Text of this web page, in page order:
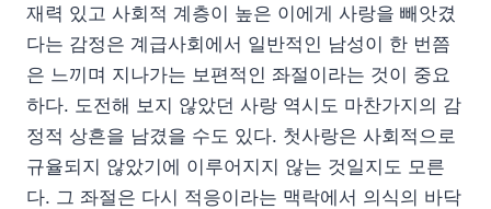
재력 있고 사회적 계층이 높은 이에게 사랑을 빼앗겼
다는 감정은 계급사회에서 일반적인 남성이 한 번쯤
은 느끼며 지나가는 보편적인 좌절이라는 것이 중요
하다. 도전해 보지 않았던 사랑 역시도 마찬가지의 감
정적 상흔을 남겼을 수도 있다. 첫사랑은 사회적으로
규율되지 않았기에 이루어지지 않는 것일지도 모른
다. 그 좌절은 다시 적응이라는 맥락에서 의식의 바닥